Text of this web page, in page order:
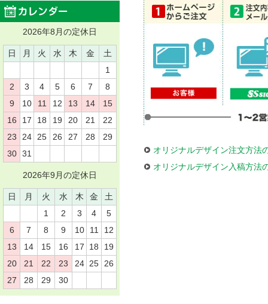
オリジナルデザイン注文方法
オリジナルデザイン入稿方法
2026年8月の定休日
日 月 火 水 木 金
土
1
2
3 4 5 6 7
8
9
10 11 12 13 14
15
16
17 18 19 20 21
22
23
24 25 26 27 28
29
30 31
2026年9月の定休日
日 月 火 水 木 金
土
1
2 3 4
5
6
7 8 9 10 11
12
13
14 15 16 17 18
19
20
21 22 23 24 25 26
27
28 29 30